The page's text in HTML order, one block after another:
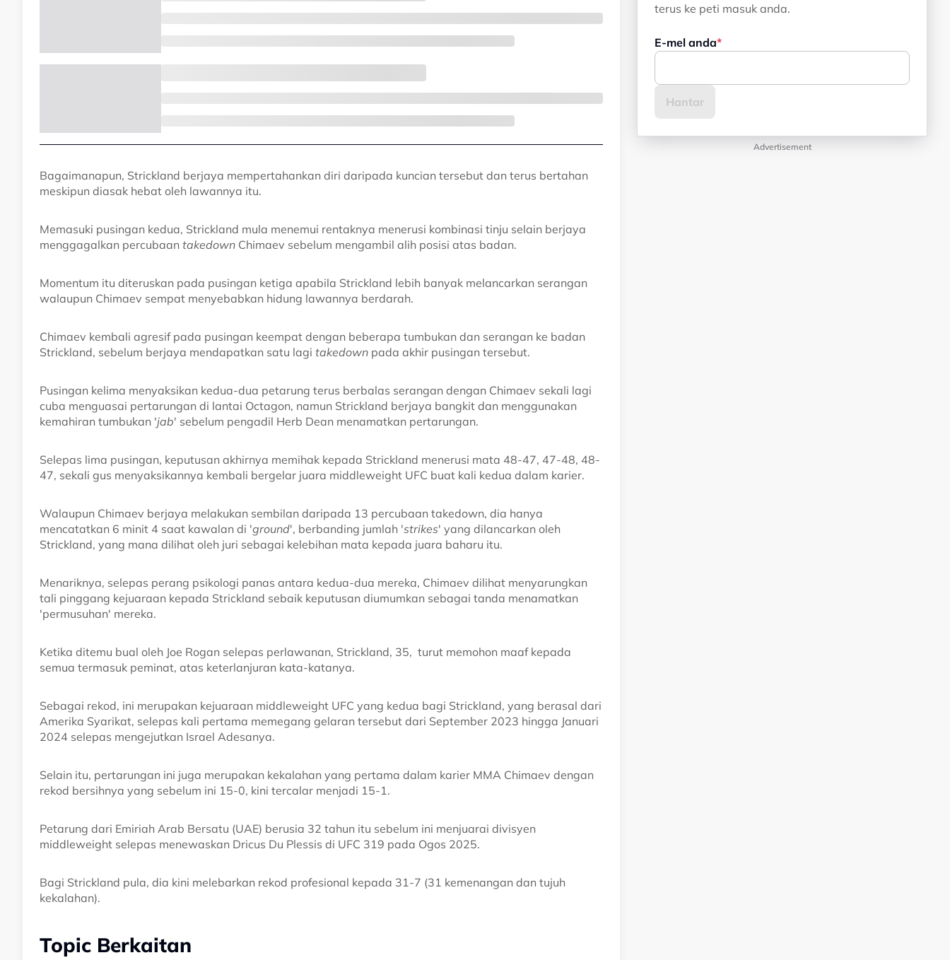
Bagaimanapun, Strickland berjaya mempertahankan diri daripada kuncian tersebut dan terus bertahan
meskipun diasak hebat oleh lawannya itu.
Memasuki pusingan kedua, Strickland mula menemui rentaknya menerusi kombinasi tinju selain berjaya
menggagalkan percubaan takedown Chimaev sebelum mengambil alih posisi atas badan.
Momentum itu diteruskan pada pusingan ketiga apabila Strickland lebih banyak melancarkan serangan
walaupun Chimaev sempat menyebabkan hidung lawannya berdarah.
Chimaev kembali agresif pada pusingan keempat dengan beberapa tumbukan dan serangan ke badan
Strickland, sebelum berjaya mendapatkan satu lagi takedown pada akhir pusingan tersebut.
Pusingan kelima menyaksikan kedua-dua petarung terus berbalas serangan dengan Chimaev sekali lagi
cuba menguasai pertarungan di lantai Octagon, namun Strickland berjaya bangkit dan menggunakan
kemahiran tumbukan 'jab' sebelum pengadil Herb Dean menamatkan pertarungan.
Selepas lima pusingan, keputusan akhirnya memihak kepada Strickland menerusi mata 48-47, 47-48, 48-
47, sekali gus menyaksikannya kembali bergelar juara middleweight UFC buat kali kedua dalam karier.
Walaupun Chimaev berjaya melakukan sembilan daripada 13 percubaan takedown, dia hanya
mencatatkan 6 minit 4 saat kawalan di 'ground', berbanding jumlah 'strikes' yang dilancarkan oleh
Strickland, yang mana dilihat oleh juri sebagai kelebihan mata kepada juara baharu itu.
Menariknya, selepas perang psikologi panas antara kedua-dua mereka, Chimaev dilihat menyarungkan
tali pinggang kejuaraan kepada Strickland sebaik keputusan diumumkan sebagai tanda menamatkan
'permusuhan' mereka.
Ketika ditemu bual oleh Joe Rogan selepas perlawanan, Strickland, 35, turut memohon maaf kepada
semua termasuk peminat, atas keterlanjuran kata-katanya.
Sebagai rekod, ini merupakan kejuaraan middleweight UFC yang kedua bagi Strickland, yang berasal dari
Amerika Syarikat, selepas kali pertama memegang gelaran tersebut dari September 2023 hingga Januari
2024 selepas mengejutkan Israel Adesanya.
Selain itu, pertarungan ini juga merupakan kekalahan yang pertama dalam karier MMA Chimaev dengan
rekod bersihnya yang sebelum ini 15-0, kini tercalar menjadi 15-1.
Petarung dari Emiriah Arab Bersatu (UAE) berusia 32 tahun itu sebelum ini menjuarai divisyen
middleweight selepas menewaskan Dricus Du Plessis di UFC 319 pada Ogos 2025.
Bagi Strickland pula, dia kini melebarkan rekod profesional kepada 31-7 (31 kemenangan dan tujuh
kekalahan).
Topic Berkaitan
terus ke peti masuk anda.
E-mel anda
Advertisement